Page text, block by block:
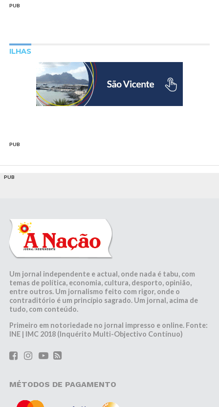
PUB
ILHAS
PUB
PUB
Um jornal independente e actual, onde nada é tabu, com
temas de política, economia, cultura, desporto, opinião,
entre outros. Um jornalismo feito com rigor, onde o
contraditório é um princípio sagrado. Um jornal, acima de
tudo, com conteúdo.
Primeiro em notoriedade no jornal impresso e online. Fonte:
INE | IMC 2018 (Inquérito Multi-Objectivo Contínuo)
MÉTODOS DE PAGAMENTO